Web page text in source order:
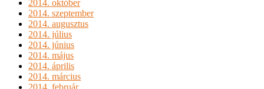
2014. október
2014. szeptember
2014. augusztus
2014. július
2014. június
2014. május
2014. április
2014. március